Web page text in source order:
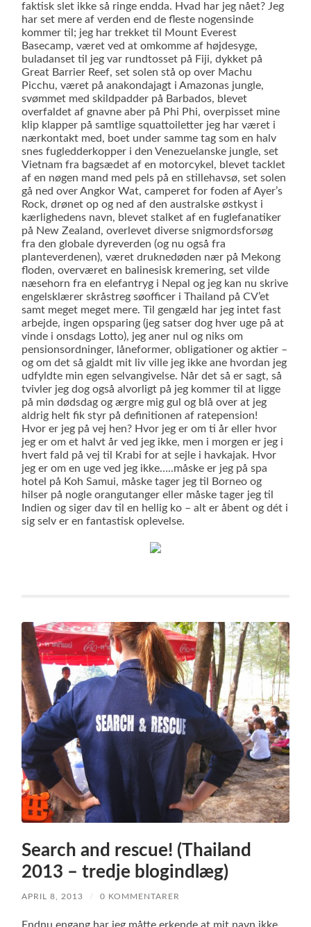
faktisk slet ikke så ringe endda. Hvad har jeg nået? Jeg
har set mere af verden end de fleste nogensinde
kommer til; jeg har trekket til Mount Everest
Basecamp, været ved at omkomme af højdesyge,
buladanset til jeg var rundtosset på Fiji, dykket på
Great Barrier Reef, set solen stå op over Machu
Picchu, været på anakondajagt i Amazonas jungle,
svømmet med skildpadder på Barbados, blevet
overfaldet af gnavne aber på Phi Phi, overpisset mine
klip klapper på samtlige squattoiletter jeg har været i
nærkontakt med, boet under samme tag som en halv
snes fugledderkopper i den Venezuelanske jungle, set
Vietnam fra bagsædet af en motorcykel, blevet tacklet
af en nøgen mand med pels på en stillehavsø, set solen
gå ned over Angkor Wat, camperet for foden af Ayer’s
Rock, drønet op og ned af den australske østkyst i
kærlighedens navn, blevet stalket af en fuglefanatiker
på New Zealand, overlevet diverse snigmordsforsøg
fra den globale dyreverden (og nu også fra
planteverdenen), været druknedøden nær på Mekong
floden, overværet en balinesisk kremering, set vilde
næsehorn fra en elefantryg i Nepal og jeg kan nu skrive
engelsklærer skråstreg søofficer i Thailand på CV’et
samt meget meget mere. Til gengæld har jeg intet fast
arbejde, ingen opsparing (jeg satser dog hver uge på at
vinde i onsdags Lotto), jeg aner nul og niks om
pensionsordninger, låneformer, obligationer og aktier –
og om det så gjaldt mit liv ville jeg ikke ane hvordan jeg
udfyldte min egen selvangivelse. Når det så er sagt, så
tvivler jeg dog også alvorligt på jeg kommer til at ligge
på min dødsdag og ærgre mig gul og blå over at jeg
aldrig helt fik styr på definitionen af ratepension!
Hvor er jeg på vej hen? Hvor jeg er om ti år eller hvor
jeg er om et halvt år ved jeg ikke, men i morgen er jeg i
hvert fald på vej til Krabi for at sejle i havkajak. Hvor
jeg er om en uge ved jeg ikke…..måske er jeg på spa
hotel på Koh Samui, måske tager jeg til Borneo og
hilser på nogle orangutanger eller måske tager jeg til
Indien og siger dav til en hellig ko – alt er åbent og dét i
sig selv er en fantastisk oplevelse.
Search and rescue! (Thailand
2013 – tredje blogindlæg)
APRIL 8, 2013 / 0 KOMMENTARER